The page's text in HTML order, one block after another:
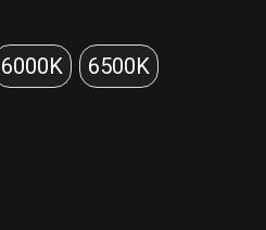
6000K 6500K